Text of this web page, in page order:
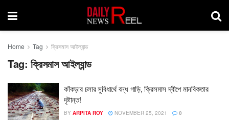
Home Tag ক্রিসমাস আইল্যান্ড
Tag: ক্রিসমাস আইল্যান্ড
কাঁকড়ার চলার সুবিধার্থে বন্ধ গাড়ি, ক্রিসমাস দ্বীপে মানবিকতার
দৃষ্টান্ত!
BY ARPITA ROY NOVEMBER 25, 2021 0